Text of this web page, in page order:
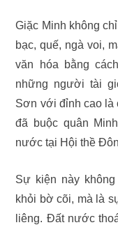
Giặc Minh không
bạc, quế, ngà voi,
văn hóa bằng
những người tài
Sơn với đỉnh cao là
đã buộc quân
nước tại Hội thề
Sự kiện này
khỏi bờ cõi, mà là
liêng. Đất nước